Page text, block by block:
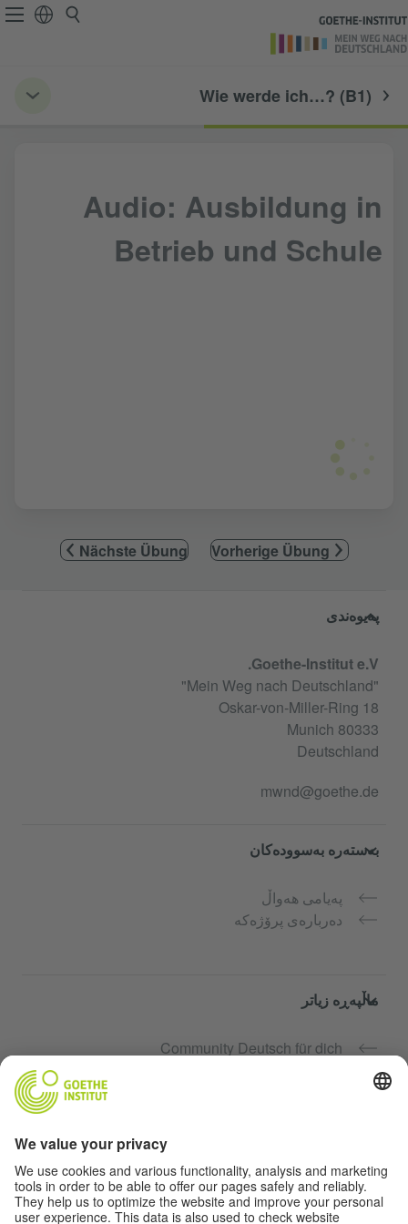
Wie werde ich…? (B1)
Audio: Ausbildung in
Betrieb und Schule
Vorherige Übung
Nächste Übung
Service- und Informationsbereich
پەیوەندی
Goethe-Institut e.V.
"Mein Weg nach Deutschland"
Oskar-von-Miller-Ring 18
80333 Munich
Deutschland
mwnd@goethe.de
بەستەرە بەسوودەکان
پەیامی هەواڵ
دەربارەی پرۆژەکە
ماڵپەڕە زیاتر
Community Deutsch für dich
تایبەتمەندی و دەستگەیشتن بە ئاسان